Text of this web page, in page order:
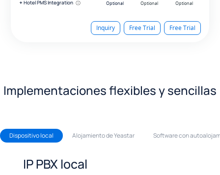
Hotel PMS Integration Optional
Inquiry Free Trial Free Trial
Implementaciones flexibles y sencillas
Dispositivo local Alojamiento de Yeastar Software con
IP PBX local